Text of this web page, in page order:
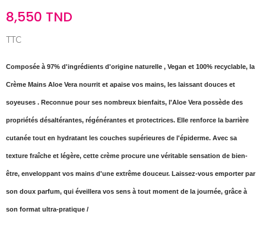
8,550 TND
TTC
Composée à 97% d'ingrédients d'origine naturelle , Vegan et 100% recyclable, la
Crème Mains Aloe Vera nourrit et apaise vos mains, les laissant douces et
soyeuses . Reconnue pour ses nombreux bienfaits, l'Aloe Vera possède des
propriétés désaltérantes, régénérantes et protectrices. Elle renforce la barrière
cutanée tout en hydratant les couches supérieures de l'épiderme. Avec sa
texture fraîche et légère, cette crème procure une véritable sensation de bien-
être, enveloppant vos mains d'une extrême douceur. Laissez-vous emporter par
son doux parfum, qui éveillera vos sens à tout moment de la journée, grâce à
son format ultra-pratique /